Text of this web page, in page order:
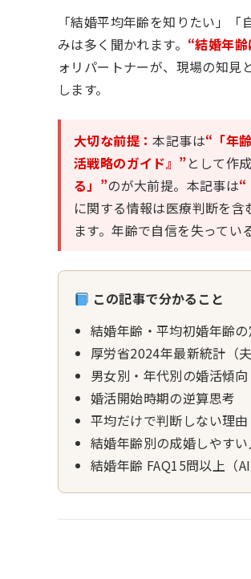
「結婚平均年齢を知りたい」
みは多く聞かれます。 “結婚年
ォリパートナーが、現場の知見
します。
大切な前提：本記事は“「年
活戦略のガイド』”として作
る」”のが大前提。本記事は“
に関する情報は医療判断を
ます。年齢で自信を失ってい
この記事で分かること
結婚年齢・平均初婚年齢
厚労省2024年最新統計（
男女別・年代別の婚活傾向
婚活開始時期の逆算思考
平均だけで判断しない理由
結婚年齢別の成婚しやす
結婚年齢 FAQ15問以上（AI